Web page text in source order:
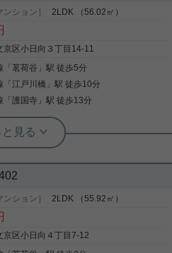
年ですが、再契約可能☆ 全部屋南西向
は6.3帖あり、広々した間取りです！ 室内
！ お気軽にお問い合わせくださ
実
ター 齊藤敏孝
ありがとうございます! ご紹介するのは｢ヒ
クレジデンス茗荷谷｣ 茗荷谷駅徒歩7分の角
宅配BOX・追い焚き・浴室乾燥機・独立洗
陽当たり良好♪ 広
クルームが無料でご利用可能です。 ご内
す。 お問合せをお待ちしております！
詳細を見る
ンション］ 2LDK （56.02㎡）
京区小日向３丁目14-11
「茗荷谷 」駅 徒歩5分
「江戸川橋 」駅 徒歩10分
「護国寺 」駅 徒歩13分
フ大久
静かな環境 駅徒歩5分以内 バス
の場所に、マルエツ プチ 茗荷谷店があ
生活騒音の負担も軽めな角部屋がお薦めで
なものは決断だけ。毎月17万円で至高の生
入れましょう。当社スタッフが地域の賃貸
ンション］ 2LDK （55.92㎡）
京区小日向４丁目7-12